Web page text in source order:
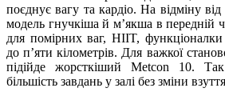
поєднує вагу та кардіо. На відміну
модель гнучкіша й мʼякша в передній
для помірних ваг, HIIT,
до пʼяти кілометрів. Для важкої
підійде жорсткіший Metcon 10.
більшість завдань у залі без зміни